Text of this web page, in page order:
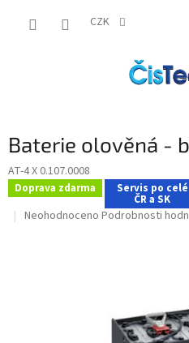
CZK
Baterie olověná -
AT-4 X 0.107.0008
Doprava zdarma Servis po celé
ČR a SK
Průměrné
Neohodnoceno Podrobnosti